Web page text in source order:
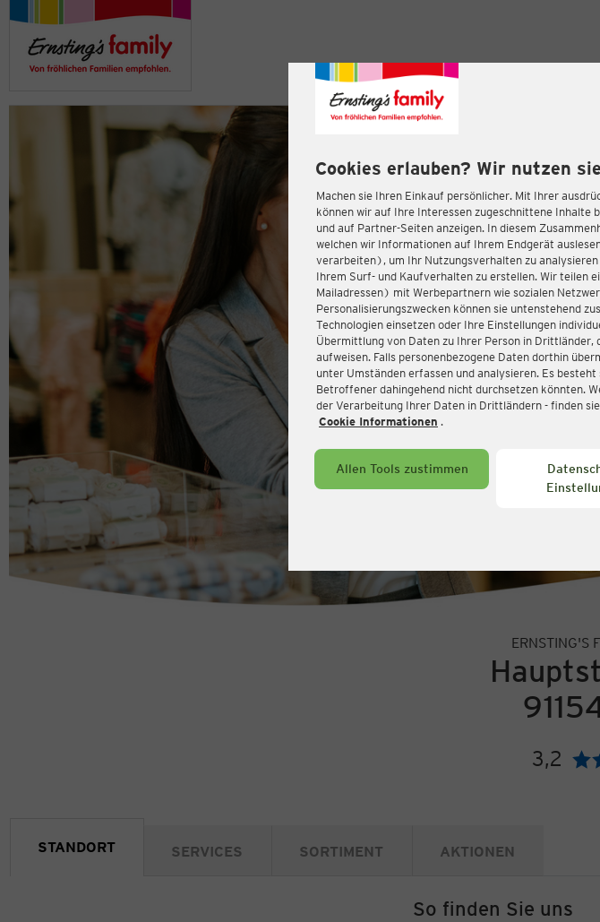
Cookies erlauben? Wir nutzen
Machen sie Ihren Einkauf persönlicher. Mit Ihrer
können wir auf Ihre Interessen zugeschnittene Inhalte
und auf Partner-Seiten anzeigen. In diesem
welchen wir Informationen auf Ihrem Endgerät
verarbeiten), um Ihr Nutzungsverhalten zu
Ihrem Surf- und Kaufverhalten zu erstellen. Wir teilen
Mailadressen) mit Werbepartnern wie sozialen
Personalisierungszwecken können sie untenstehend
Technologien einsetzen oder Ihre Einstellungen
Übermittlung von Daten zu Ihrer Person in
aufweisen. Falls personenbezogene Daten dorthin
unter Umständen erfassen und analysieren. Es
Betroffener dahingehend nicht durchsetzen könnten.
der Verarbeitung Ihrer Daten in Drittländern - finden
Cookie Informationen .
Allen Tools zustimmen
ERNSTING'S
3,2
STANDORT SERVICES SORTIMENT AKTIONEN
So finden Sie uns